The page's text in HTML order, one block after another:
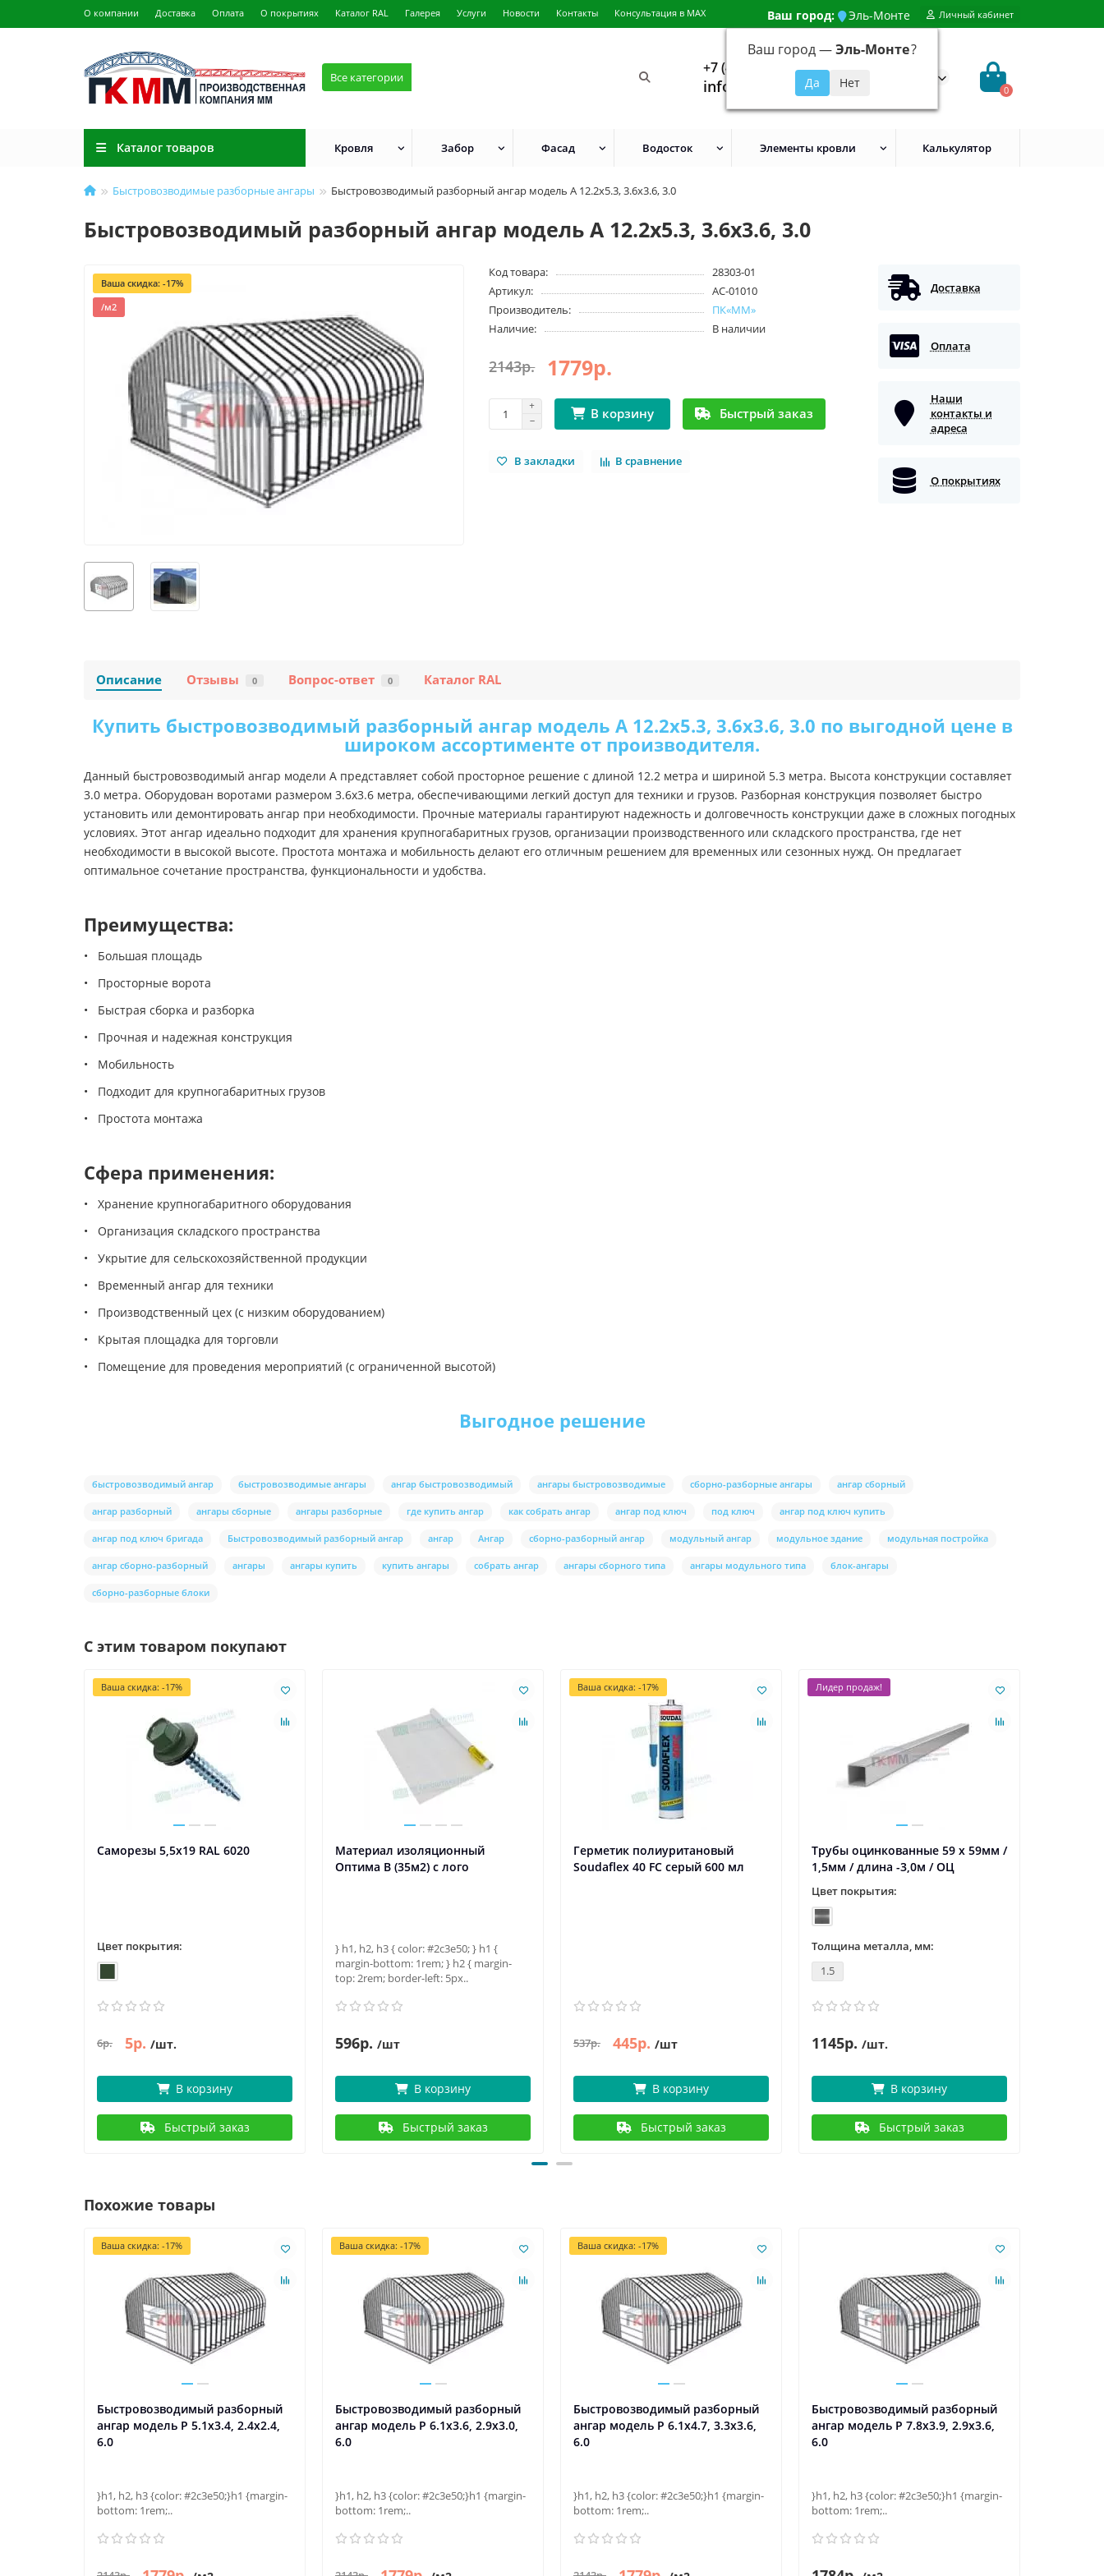
О компании Доставка Оплата О покрытиях Каталог RAL Галерея Услуги Новости Контакты Консультация в MAX Ваш город: Эль-Монте
Ваш город —Эль-Монте?
Личный кабинет
Все категории
+7 (499) 648-92-94
info@evroshtaketnikmoskva.ru 0
Каталог товаров Кровля Забор Фасад Водосток Элементы кровли Калькулятор
Быстровозводимые разборные ангары Быстровозводимый разборный ангар модель A 12.2x5.3, 3.6x3.6, 3.0
Быстровозводимый разборный ангар модель A 12.2x5.3, 3.6x3.6, 3.0
Ваша скидка: -17%
/м2
Код товара:
28303-01
Артикул:
AC-01010
Производитель:
ПК«ММ»
Наличие:
В наличии
2143р. 1779р.
В корзину Быстрый заказ
В закладки В сравнение
Доставка
Оплата
Наши
контакты и
адреса
О покрытиях
Описание Отзывы 0 Вопрос-ответ 0 Каталог RAL
Купить быстровозводимый разборный ангар модель A 12.2x5.3, 3.6x3.6, 3.0 по выгодной цене в
широком ассортименте от производителя.
Данный быстровозводимый ангар модели A представляет собой просторное решение с длиной 12.2 метра и шириной 5.3 метра. Высота конструкции составляет
3.0 метра. Оборудован воротами размером 3.6x3.6 метра, обеспечивающими легкий доступ для техники и грузов. Разборная конструкция позволяет быстро
установить или демонтировать ангар при необходимости. Прочные материалы гарантируют надежность и долговечность конструкции даже в сложных погодных
условиях. Этот ангар идеально подходит для хранения крупногабаритных грузов, организации производственного или складского пространства, где нет
необходимости в высокой высоте. Простота монтажа и мобильность делают его отличным решением для временных или сезонных нужд. Он предлагает
оптимальное сочетание пространства, функциональности и удобства.
Преимущества:
• Большая площадь
• Просторные ворота
• Быстрая сборка и разборка
• Прочная и надежная конструкция
• Мобильность
• Подходит для крупногабаритных грузов
• Простота монтажа
Сфера применения:
• Хранение крупногабаритного оборудования
• Организация складского пространства
• Укрытие для сельскохозяйственной продукции
• Временный ангар для техники
• Производственный цех (с низким оборудованием)
• Крытая площадка для торговли
• Помещение для проведения мероприятий (с ограниченной высотой)
Выгодное решение
быстровозводимый ангар быстровозводимые ангары ангар быстровозводимый ангары быстровозводимые сборно-разборные ангары ангар сборный
ангар разборный ангары сборные ангары разборные где купить ангар как собрать ангар ангар под ключ под ключ ангар под ключ купить
ангар под ключ бригада Быстровозводимый разборный ангар ангар Ангар сборно-разборный ангар модульный ангар модульное здание модульная постройка
ангар сборно-разборный ангары ангары купить купить ангары собрать ангар ангары сборного типа ангары модульного типа блок-ангары
сборно-разборные блоки
С этим товаром покупают
Ваша скидка: -17%
Саморезы 5,5х19 RAL 6020
Цвет покрытия:
6р. 5р. /шт.
В корзину
Быстрый заказ
Материал изоляционный
Оптима В (35м2) с лого
} h1, h2, h3 { color: #2c3e50; } h1 {
margin-bottom: 1rem; } h2 { margin-
top: 2rem; border-left: 5px..
596р. /шт
В корзину
Быстрый заказ
Ваша скидка: -17%
Герметик полиуритановый
Soudaflex 40 FC серый 600 мл
537р. 445р. /шт
В корзину
Быстрый заказ
Лидер продаж!
Трубы оцинкованные 59 х 59мм /
1,5мм / длина -3,0м / ОЦ
Цвет покрытия:
Толщина металла, мм:
1.5
1145р. /шт.
В корзину
Быстрый заказ
Похожие товары
Ваша скидка: -17%
Быстровозводимый разборный
ангар модель P 5.1x3.4, 2.4x2.4,
6.0
}h1, h2, h3 {color: #2c3e50;}h1 {margin-
bottom: 1rem;..
Ваша скидка: -17%
Быстровозводимый разборный
ангар модель P 6.1x3.6, 2.9x3.0,
6.0
}h1, h2, h3 {color: #2c3e50;}h1 {margin-
bottom: 1rem;..
Ваша скидка: -17%
Быстровозводимый разборный
ангар модель P 6.1x4.7, 3.3x3.6,
6.0
}h1, h2, h3 {color: #2c3e50;}h1 {margin-
bottom: 1rem;..
Быстровозводимый разборный
ангар модель P 7.8x3.9, 2.9x3.6,
6.0
}h1, h2, h3 {color: #2c3e50;}h1 {margin-
bottom: 1rem;..